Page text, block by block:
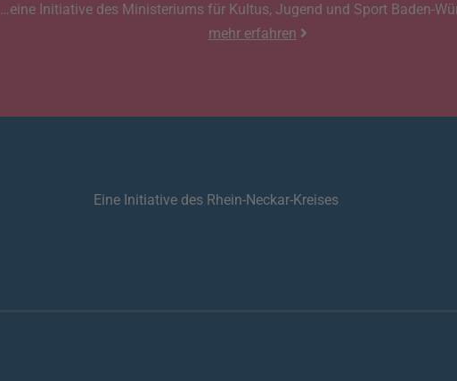
…eine Initiative des Ministeriums für Kultus, Jugend und Sport Baden-
mehr erfahren
Eine Initiative des Rhein-Neckar-Kreises